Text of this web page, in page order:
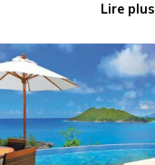
Lire plus